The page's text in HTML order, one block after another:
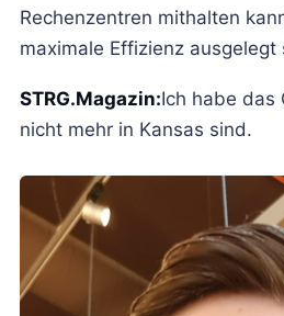
Rechenzentren mithalten
maximale Effizienz ausgelegt
STRG.Magazin:Ich habe das
nicht mehr in Kansas sind.